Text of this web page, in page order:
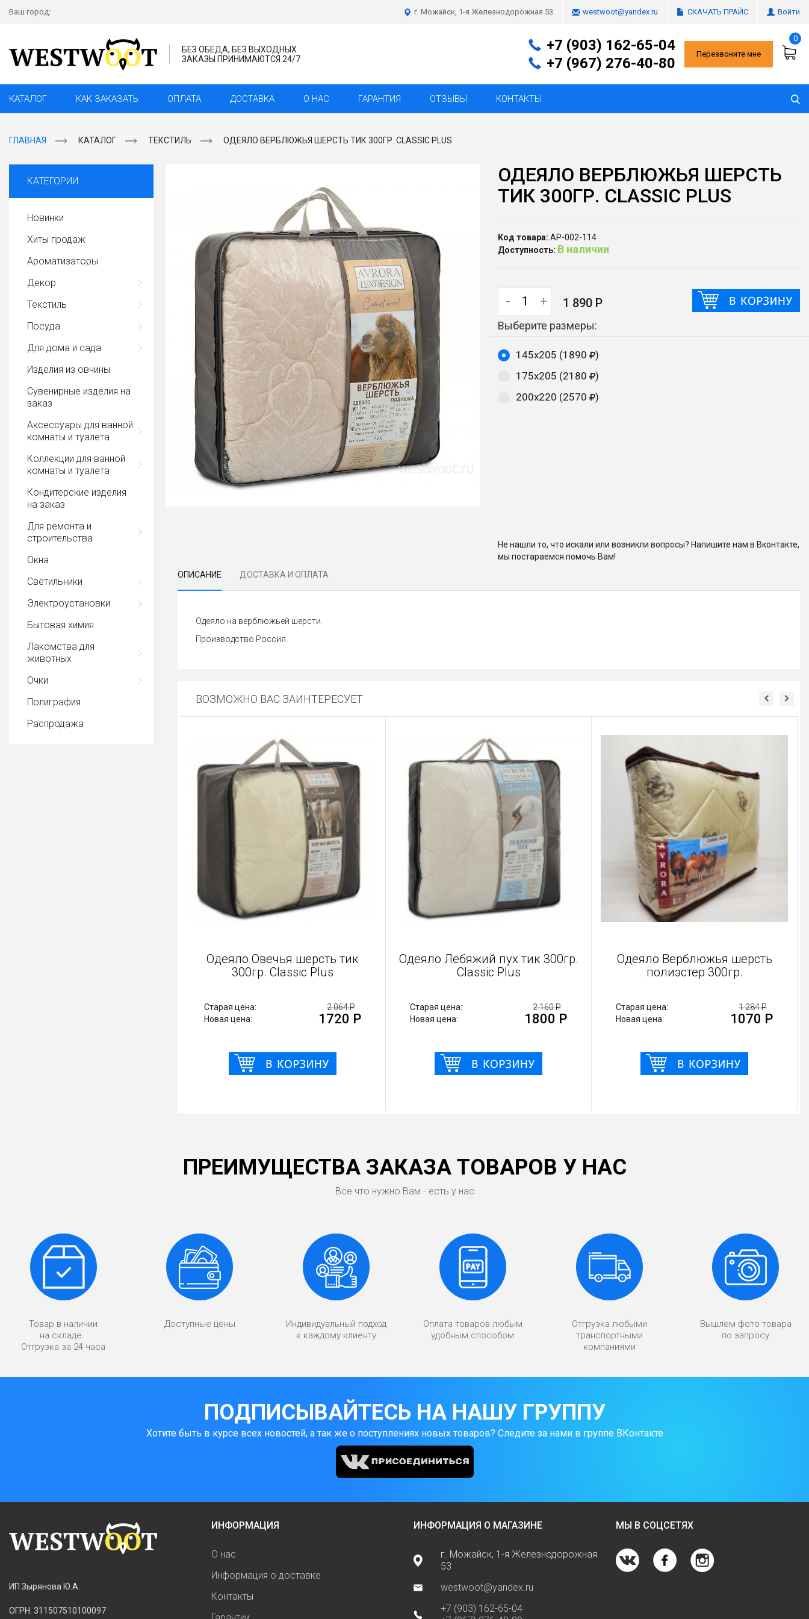
Ваш город: г. Можайск, 1-я Железнодорожная 53 westwoot@yandex.ru СКАЧАТЬ ПРАЙС Войти
БЕЗ ОБЕДА, БЕЗ ВЫХОДНЫХ
ЗАКАЗЫ ПРИНИМАЮТСЯ 24/7
+7 (903) 162-65-04
+7 (967) 276-40-80
Перезвоните мне
0
КАТАЛОГ КАК ЗАКАЗАТЬ ОПЛАТА ДОСТАВКА О НАС ГАРАНТИЯ ОТЗЫВЫ КОНТАКТЫ
ГЛАВНАЯ КАТАЛОГ ТЕКСТИЛЬ ОДЕЯЛО ВЕРБЛЮЖЬЯ ШЕРСТЬ ТИК 300ГР. CLASSIC PLUS
КАТЕГОРИИ
Новинки
Хиты продаж
Ароматизаторы
Декор
Текстиль
Посуда
Для дома и сада
Изделия из овчины
Сувенирные изделия на
заказ
Аксессуары для ванной
комнаты и туалета
Коллекции для ванной
комнаты и туалета
Кондитерские изделия
на заказ
Для ремонта и
строительства
Окна
Светильники
Электроустановки
Бытовая химия
Лакомства для
животных
Очки
Полиграфия
Распродажа
ОДЕЯЛО ВЕРБЛЮЖЬЯ ШЕРСТЬ
ТИК 300ГР. CLASSIC PLUS
Код товара: АР-002-114
Доступность: В наличии
- + 1 890 Р
Выберите размеры:
145х205 (1890
)
175х205 (2180
)
200х220 (2570
)
Не нашли то, что искали или возникли вопросы? Напишите нам в Вконтакте,
мы постараемся помочь Вам!
ОПИСАНИЕ
ДОСТАВКА И ОПЛАТА
Одеяло на верблюжьей шерсти.
Производство Россия.
ВОЗМОЖНО ВАС ЗАИНТЕРЕСУЕТ
Одеяло Овечья шерсть тик
300гр. Classic Plus
Старая цена:
2 064 Р
Новая цена:
1720 Р
Одеяло Лебяжий пух тик 300гр.
Classic Plus
Старая цена:
2 160 Р
Новая цена:
1800 Р
Одеяло Верблюжья шерсть
полиэстер 300гр.
Старая цена:
1 284 Р
Новая цена:
1070 Р
ПРЕИМУЩЕСТВА ЗАКАЗА ТОВАРОВ У НАС
Все что нужно Вам - есть у нас
Товар в наличии
на складе.
Отгрузка за 24 часа
Доступные цены
Индивидуальный подход
к каждому клиенту
Оплата товаров любым
удобным способом
Отгрузка любыми
транспортными
компаниями
Вышлем фото товара
по запросу
ПОДПИСЫВАЙТЕСЬ НА НАШУ ГРУППУ
Хотите быть в курсе всех новостей, а так же о поступлениях новых товаров? Следите за нами в группе ВКонтакте
ИП Зырянова Ю.А.
ОГРН: 311507510100097
ИНФОРМАЦИЯ
О нас
Информация о доставке
Контакты
ИНФОРМАЦИЯ О МАГАЗИНЕ
г. Можайск, 1-я Железнодорожная
53
westwoot@yandex.ru
+7 (903) 162-65-04
МЫ В СОЦСЕТЯХ